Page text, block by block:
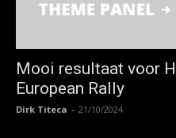
Mooi resultaat voor
European Rally
Dirk Titeca - 21/10/2024